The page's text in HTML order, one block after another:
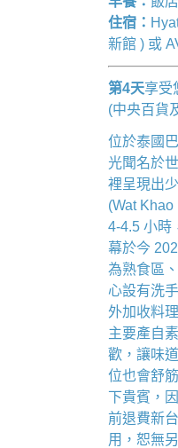
住宿：
新館 ) 或
第4天享受
(中央百貨
位於泰國
光聞名於
裡呈現出
(Wat
4-4.5 小時
幕於今
為熟食區
心設有洗
外加收料
主要產自
歡，讓味
位也會舒
下貴賓，
前退費新
用，恕無